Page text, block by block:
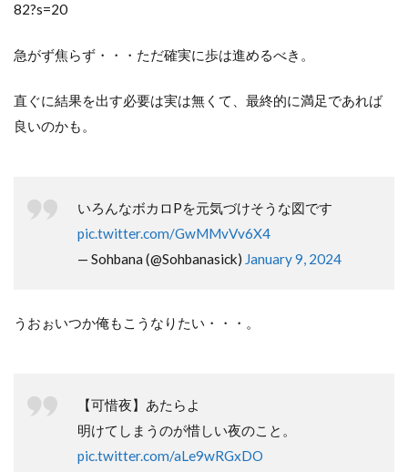
82?s=20
急がず焦らず・・・ただ確実に歩は進めるべき。
直ぐに結果を出す必要は実は無くて、最終的に満足であれば
良いのかも。
いろんなボカロPを元気づけそうな図です
pic.twitter.com/GwMMvVv6X4
— Sohbana (@Sohbanasick) January 9, 2024
うおぉいつか俺もこうなりたい・・・。
【可惜夜】あたらよ
明けてしまうのが惜しい夜のこと。
pic.twitter.com/aLe9wRGxDO